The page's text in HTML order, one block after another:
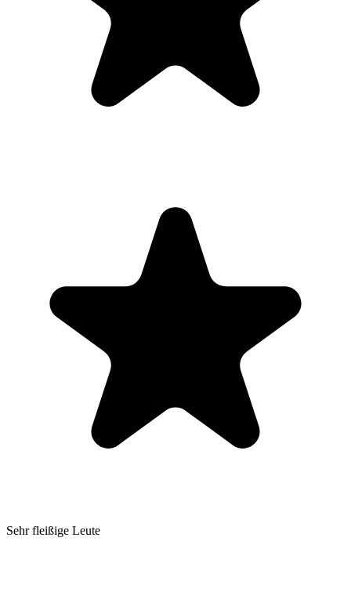
Sehr fleißige Leute